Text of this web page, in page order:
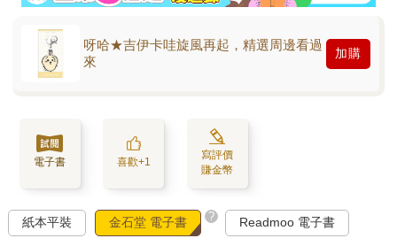
呀哈★吉伊卡哇旋風再起，精選周邊看過
來
加購
電子書 喜歡+1
寫評價
賺金幣
紙本平裝 金石堂 電子書 ? Readmoo 電子書